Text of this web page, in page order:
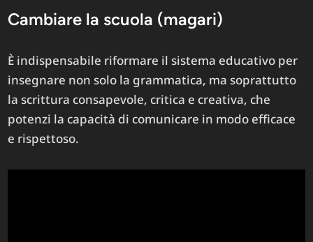
Cambiare la scuola (magari)
È indispensabile riformare il sistema educativo per
insegnare non solo la grammatica, ma soprattutto
la scrittura consapevole, critica e creativa, che
potenzi la capacità di comunicare in modo efficace
e rispettoso.